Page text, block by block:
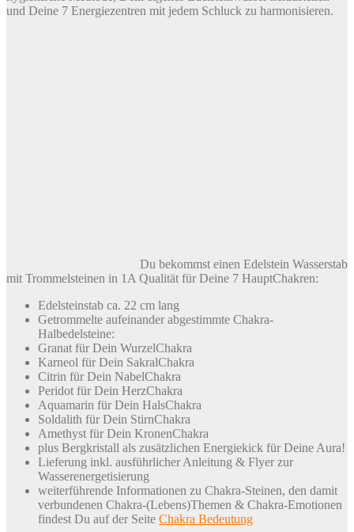
und Deine 7 Energiezentren mit jedem Schluck zu harmonisieren.
Du bekommst einen Edelstein Wasserstab
mit Trommelsteinen in 1A Qualität für Deine 7 HauptChakren:
Edelsteinstab ca. 22 cm lang
Getrommelte aufeinander abgestimmte Chakra-
Halbedelsteine:
Granat für Dein WurzelChakra
Karneol für Dein SakralChakra
Citrin für Dein NabelChakra
Peridot für Dein HerzChakra
Aquamarin für Dein HalsChakra
Soldalith für Dein StirnChakra
Amethyst für Dein KronenChakra
plus Bergkristall als zusätzlichen Energiekick für Deine Aura!
Lieferung inkl. ausführlicher Anleitung & Flyer zur
Wasserenergetisierung
weiterführende Informationen zu Chakra-Steinen, den damit
verbundenen Chakra-(Lebens)Themen & Chakra-Emotionen
findest Du auf der Seite Chakra Bedeutung